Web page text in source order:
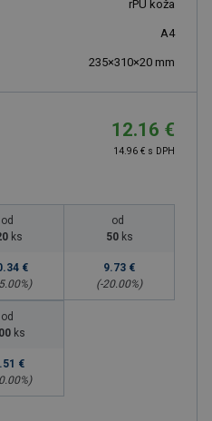
rPU koža
A4
235×310×20 mm
12.16 €
14.96 € s DPH
od
ks
€
%)
od
50 ks
9.73 €
(-20.00%)
od
ks
€
%)